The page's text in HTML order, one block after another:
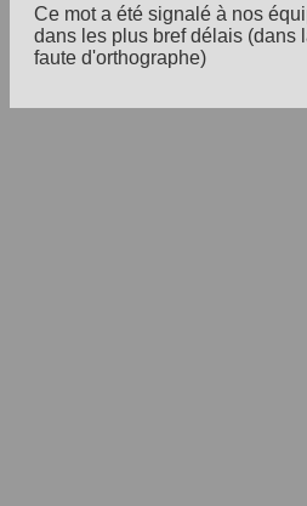
Ce mot a été signalé à nos
dans les plus bref délais (dans
faute d'orthographe)